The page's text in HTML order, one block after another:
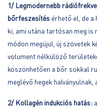
1/ Legmodernebb
bőrfeszesítés érhető el, de a
ki, ami utána tartósan meg
módon megújul, új szövetek
volument nélkülöző
köszönhetően a bőr sokkal
meglévő hegek
2/ Kollagén indukciós hatás: a